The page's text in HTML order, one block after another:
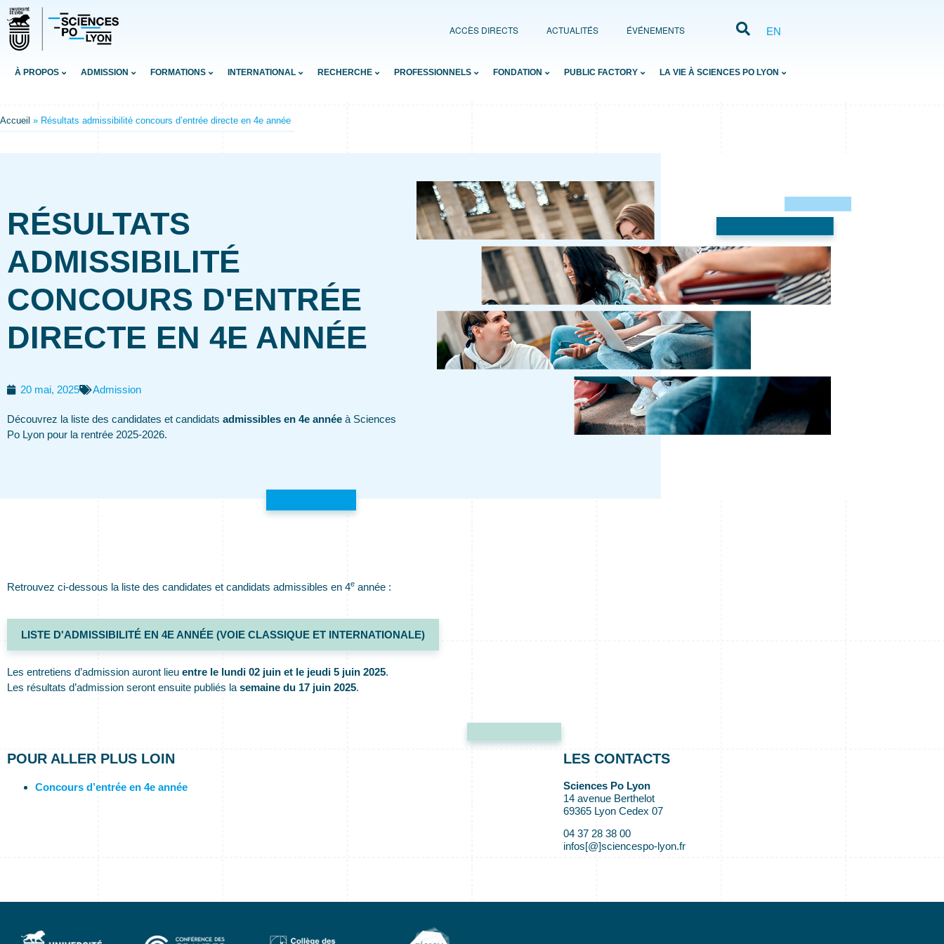
ACCÈS DIRECTS ACTUALITÉS ÉVÉNEMENTS EN
À PROPOS ADMISSION FORMATIONS INTERNATIONAL RECHERCHE PROFESSIONNELS FONDATION PUBLIC FACTORY LA VIE À SCIENCES PO LYON
Accueil » Résultats admissibilité concours d’entrée directe en 4e année
RÉSULTATS
ADMISSIBILITÉ
CONCOURS D'ENTRÉE
DIRECTE EN 4E ANNÉE
20 mai, 2025 Admission
Découvrez la liste des candidates et candidats admissibles en 4e année à Sciences
Po Lyon pour la rentrée 2025-2026.
Retrouvez ci-dessous la liste des candidates et candidats admissibles en 4e année :
LISTE D'ADMISSIBILITÉ EN 4E ANNÉE (VOIE CLASSIQUE ET INTERNATIONALE)
Les entretiens d’admission auront lieu entre le lundi 02 juin et le jeudi 5 juin 2025.
Les résultats d’admission seront ensuite publiés la semaine du 17 juin 2025.
POUR ALLER PLUS LOIN
Concours d’entrée en 4e année
LES CONTACTS
Sciences Po Lyon
14 avenue Berthelot
69365 Lyon Cedex 07
04 37 28 38 00
infos[@]sciencespo-lyon.fr